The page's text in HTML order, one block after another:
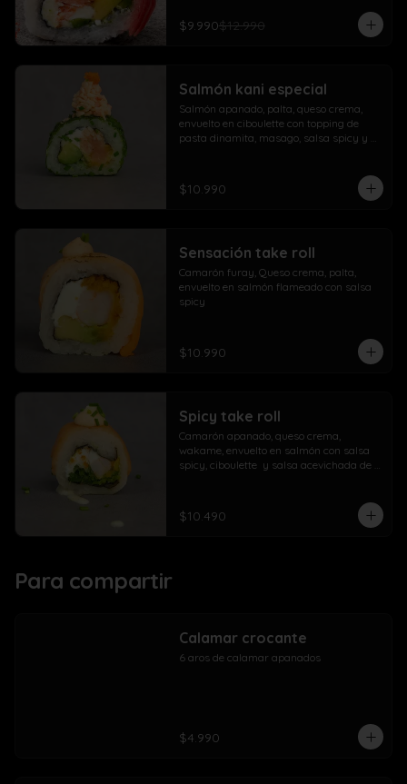
$9.990$12.990
Salmón kani especial
Salmón apanado, palta, queso crema,
envuelto en ciboulette con topping de
pasta dinamita, masago, salsa spicy y
$10.990
Sensación take roll
Camarón furay, Queso crema, palta,
envuelto en salmón flameado con salsa
spicy
$10.990
Spicy take roll
Camarón apanado, queso crema,
wakame, envuelto en salmón con salsa
spicy, ciboulette  y salsa acevichada de
$10.490
Para compartir
Calamar crocante
6 aros de calamar apanados
$4.990